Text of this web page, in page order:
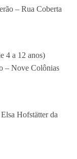
– Rua Coberta
4 a 12 anos)
– Nove Colônias
Hofstätter da